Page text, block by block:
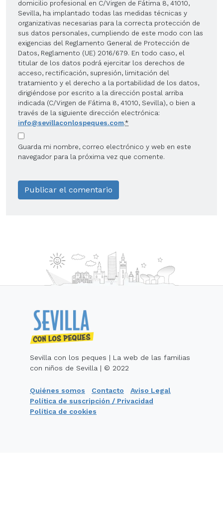
domicilio profesional en C/Virgen de Fátima 8, 41010,
Sevilla, ha implantado todas las medidas técnicas y
organizativas necesarias para la correcta protección de
sus datos personales, cumpliendo de este modo con las
exigencias del Reglamento General de Protección de
Datos, Reglamento (UE) 2016/679. En todo caso, el
titular de los datos podrá ejercitar los derechos de
acceso, rectificación, supresión, limitación del
tratamiento y el derecho a la portabilidad de los datos,
dirigiéndose por escrito a la dirección postal arriba
indicada (C/Virgen de Fátima 8, 41010, Sevilla), o bien a
través de la siguiente dirección electrónica:
info@sevillaconlospeques.com.*
Guarda mi nombre, correo electrónico y web en este
navegador para la próxima vez que comente.
Sevilla con los peques | La web de las familias
con niños de Sevilla | © 2022
Quiénes somos Contacto
Aviso Legal
Política de suscripción / Privacidad
Política de cookies